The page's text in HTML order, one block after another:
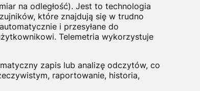
na odległość). Jest to technologia
które znajdują się w trudno
i przesyłane do
Telemetria wykorzystuje
zapis lub analizę odczytów, co
raportowanie, historia,